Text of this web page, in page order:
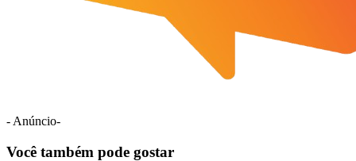
- Anúncio-
Você também pode gostar